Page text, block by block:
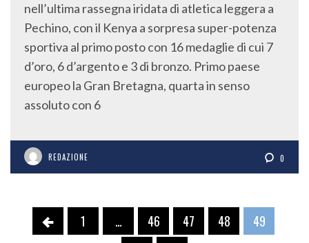
nell’ultima rassegna iridata di atletica leggera a
Pechino, con il Kenya a sorpresa super-potenza
sportiva al primo posto con 16 medaglie di cui 7
d’oro, 6 d’argento e 3 di bronzo. Primo paese
europeo la Gran Bretagna, quarta in senso
assoluto con 6
REDAZIONE 0
1 … 46 47 48
49